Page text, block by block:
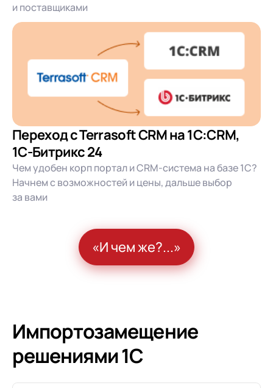
и поставщиками
Переход с Terrasoft CRM на 1C:CRM,
1С-Битрикс 24
Чем удобен корп портал и CRM-система на базе 1С?
Начнем с возможностей и цены, дальше выбор
за вами
«И чем же?...»
Импортозамещение
решениями 1С